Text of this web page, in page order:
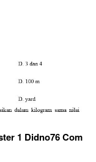
1 Didno76 Com